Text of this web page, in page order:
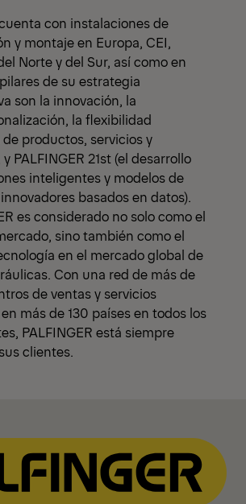
con instalaciones de
y montaje en Europa, CEI,
Norte y del Sur, así como en
de su estrategia
son la innovación, la
la flexibilidad
productos, servicios y
PALFINGER 21st (el desarrollo
inteligentes y modelos de
basados en datos).
es considerado no solo como el
sino también como el
en el mercado global de
Con una red de más de
de ventas y servicios
más de 130 países en todos los
PALFINGER está siempre
clientes.